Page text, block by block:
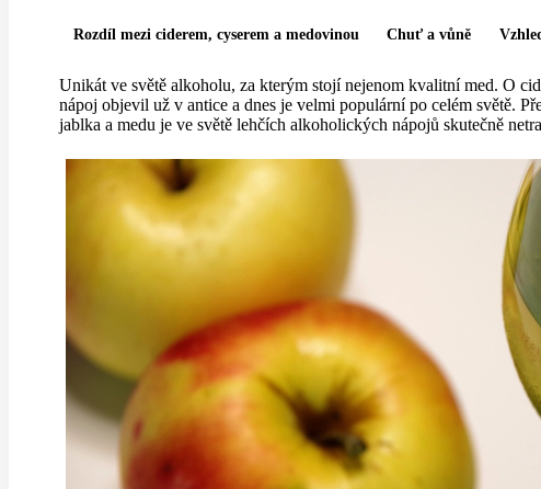
Rozdíl mezi ciderem, cyserem a medovinou Chuť a vůně Vzhled
Unikát ve světě alkoholu, za kterým stojí nejenom kvalitní med. O
nápoj objevil už v antice a dnes je velmi populární po celém světě.
jablka a medu je ve světě lehčích alkoholických nápojů skutečně